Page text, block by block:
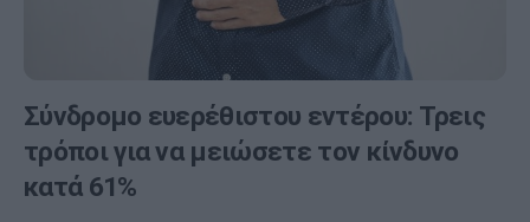
Σύνδρομο ευερέθιστου εντέρου: Τρεις
τρόποι για να μειώσετε τον κίνδυνο
κατά 61%